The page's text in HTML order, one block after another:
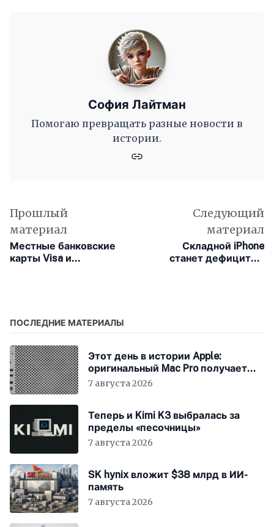
София Лайтман
Помогаю превращать разные новости в
истории.
Прошлый
материал
Местные банковские
карты Visa и
Следующий
материал
Складной iPhone
станет дефицитом
ПОСЛЕДНИЕ МАТЕРИАЛЫ
Этот день в истории Apple:
оригинальный Mac Pro получает
мощный процессор Intel
7 августа 2026
Теперь и Kimi K3 выбралась за
пределы «песочницы»
7 августа 2026
SK hynix вложит $38 млрд в ИИ-
память
7 августа 2026